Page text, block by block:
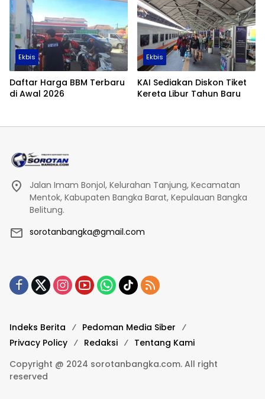
Ekbis
Daftar Harga BBM Terbaru
di Awal 2026
Ekbis
KAI Sediakan Diskon Tiket
Kereta Libur Tahun Baru
Jalan Imam Bonjol, Kelurahan Tanjung, Kecamatan
Mentok, Kabupaten Bangka Barat, Kepulauan Bangka
Belitung.
sorotanbangka@gmail.com
Indeks Berita
Pedoman Media Siber
Privacy Policy
Redaksi
Tentang Kami
Copyright @ 2024 sorotanbangka.com. All right
reserved